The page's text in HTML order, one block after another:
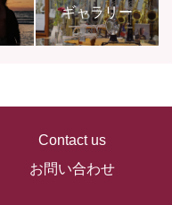
ギャラリー
Contact us
お問い合わせ